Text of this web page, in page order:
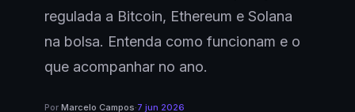
regulada a Bitcoin, Ethereum e Solana
na bolsa. Entenda como funcionam e o
que acompanhar no ano.
Por Marcelo Campos·7 jun 2026